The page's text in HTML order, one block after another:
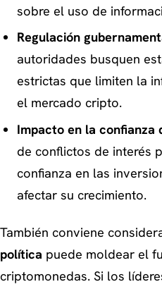
sobre el uso de
Regulación
autoridades busquen
estrictas que limiten la
el mercado cripto.
Impacto en la confianza
de conflictos de interés
confianza en las
afectar su crecimiento.
También conviene
política puede moldear el
criptomonedas. Si los